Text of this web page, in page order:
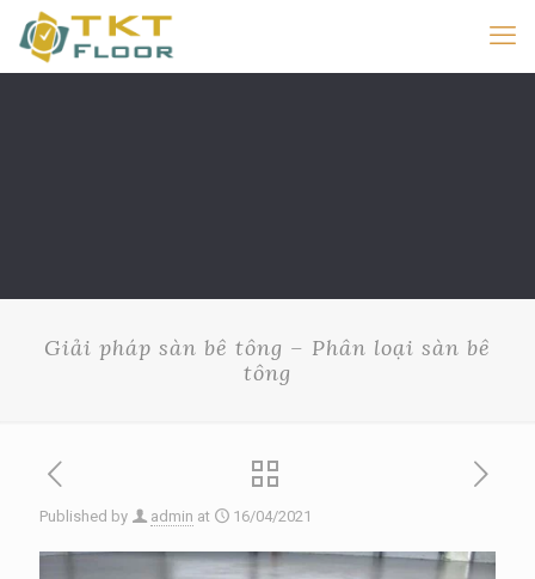
Giải pháp sàn bê tông – Phân loại sàn bê
tông
Published by admin at 16/04/2021